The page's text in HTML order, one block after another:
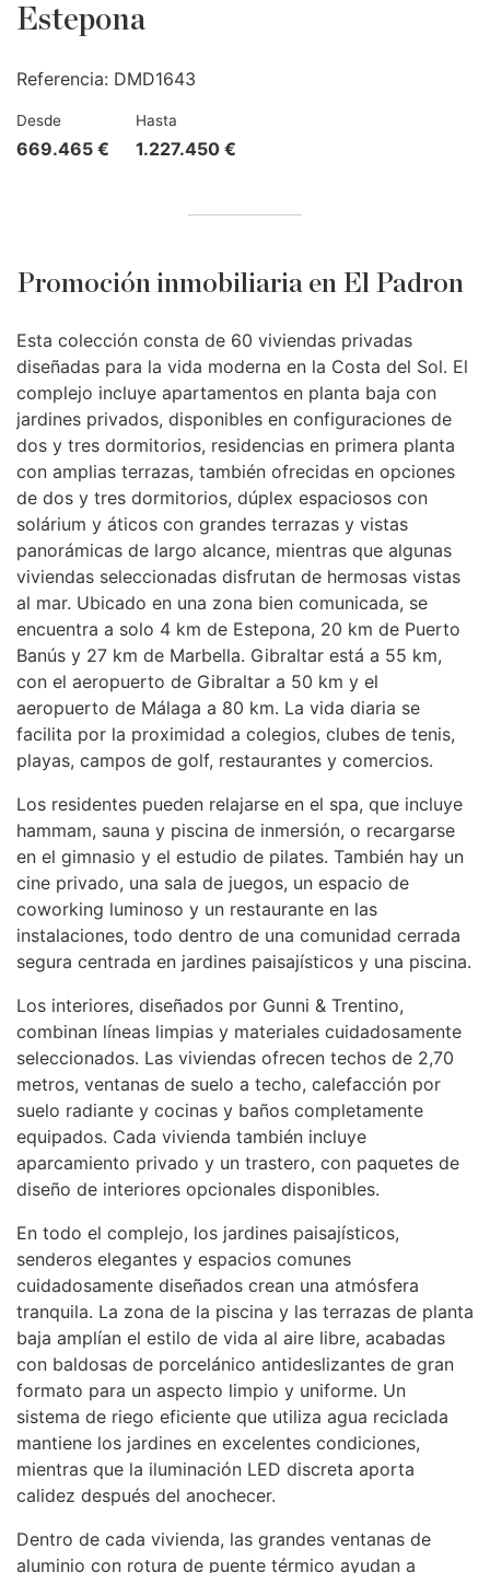
Estepona
Referencia: DMD1643
Desde
669.465 €
Hasta
1.227.450 €
Promoción inmobiliaria en El Padron
Esta colección consta de 60 viviendas privadas
diseñadas para la vida moderna en la Costa del Sol. El
complejo incluye apartamentos en planta baja con
jardines privados, disponibles en configuraciones de
dos y tres dormitorios, residencias en primera planta
con amplias terrazas, también ofrecidas en opciones
de dos y tres dormitorios, dúplex espaciosos con
solárium y áticos con grandes terrazas y vistas
panorámicas de largo alcance, mientras que algunas
viviendas seleccionadas disfrutan de hermosas vistas
al mar. Ubicado en una zona bien comunicada, se
encuentra a solo 4 km de Estepona, 20 km de Puerto
Banús y 27 km de Marbella. Gibraltar está a 55 km,
con el aeropuerto de Gibraltar a 50 km y el
aeropuerto de Málaga a 80 km. La vida diaria se
facilita por la proximidad a colegios, clubes de tenis,
playas, campos de golf, restaurantes y comercios.
Los residentes pueden relajarse en el spa, que incluye
hammam, sauna y piscina de inmersión, o recargarse
en el gimnasio y el estudio de pilates. También hay un
cine privado, una sala de juegos, un espacio de
coworking luminoso y un restaurante en las
instalaciones, todo dentro de una comunidad cerrada
segura centrada en jardines paisajísticos y una piscina.
Los interiores, diseñados por Gunni & Trentino,
combinan líneas limpias y materiales cuidadosamente
seleccionados. Las viviendas ofrecen techos de 2,70
metros, ventanas de suelo a techo, calefacción por
suelo radiante y cocinas y baños completamente
equipados. Cada vivienda también incluye
aparcamiento privado y un trastero, con paquetes de
diseño de interiores opcionales disponibles.
En todo el complejo, los jardines paisajísticos,
senderos elegantes y espacios comunes
cuidadosamente diseñados crean una atmósfera
tranquila. La zona de la piscina y las terrazas de planta
baja amplían el estilo de vida al aire libre, acabadas
con baldosas de porcelánico antideslizantes de gran
formato para un aspecto limpio y uniforme. Un
sistema de riego eficiente que utiliza agua reciclada
mantiene los jardines en excelentes condiciones,
mientras que la iluminación LED discreta aporta
calidez después del anochecer.
Dentro de cada vivienda, las grandes ventanas de
aluminio con rotura de puente térmico ayudan a